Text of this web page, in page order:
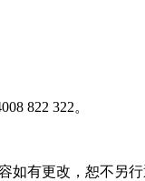
822 322。
有更改，恕不另